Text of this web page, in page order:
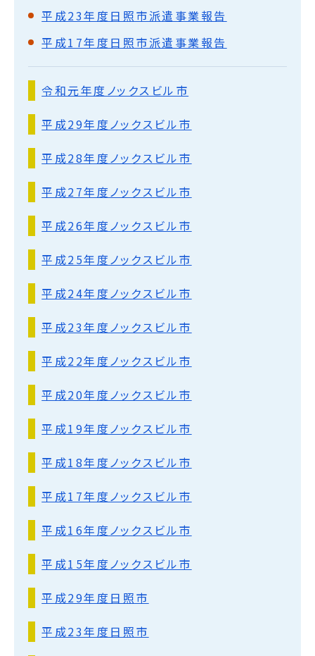
平成23年度日照市派遣事業報告
平成17年度日照市派遣事業報告
令和元年度ノックスビル市
平成29年度ノックスビル市
平成28年度ノックスビル市
平成27年度ノックスビル市
平成26年度ノックスビル市
平成25年度ノックスビル市
平成24年度ノックスビル市
平成23年度ノックスビル市
平成22年度ノックスビル市
平成20年度ノックスビル市
平成19年度ノックスビル市
平成18年度ノックスビル市
平成17年度ノックスビル市
平成16年度ノックスビル市
平成15年度ノックスビル市
平成29年度日照市
平成23年度日照市